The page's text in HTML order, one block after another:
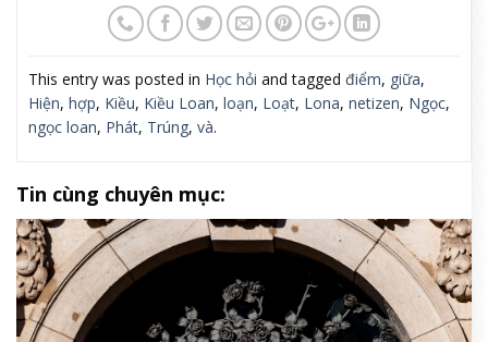
This entry was posted in Học hỏi and tagged điểm, giữa,
Hiện, hợp, Kiều, Kiều Loan, loạn, Loạt, Lona, netizen, Ngọc,
ngọc loan, Phát, Trúng, và.
Tin cùng chuyên mục: